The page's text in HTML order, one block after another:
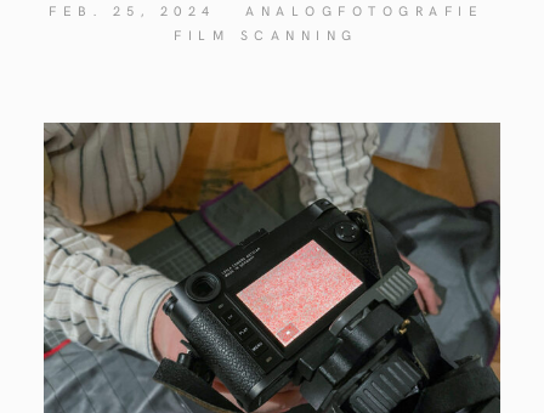
FEB. 25, 2024
ANALOGFOTOGRAFIE
FILM SCANNING